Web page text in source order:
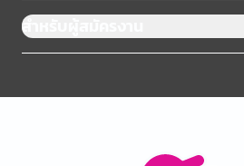
สำหรับผู้สมัครงาน